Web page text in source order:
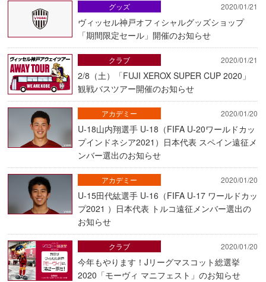
2020/01/21
ヴィッセル神戸オフィシャルグッズショップ
「期間限定セール」開催のお知らせ
グッズ
2020/01/21
2/8（土）「FUJI XEROX SUPER CUP 2020」
観戦バスツアー開催のお知らせ
クラブ
2020/01/20
U-18山内翔選手 U-18（FIFA U-20ワールドカッ
プインドネシア2021）日本代表 スペイン遠征メ
ンバー選出のお知らせ
アカデミー
2020/01/20
U-15田代紘選手 U-16（FIFA U-17 ワールドカッ
プ2021 ）日本代表 トルコ遠征メンバー選出の
お知らせ
アカデミー
2020/01/20
今年もやります！Jリーグマスコット総選挙
2020「モーヴィ マニフェスト」のお知らせ
クラブ